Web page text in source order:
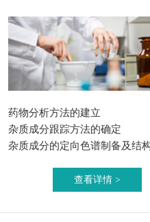
药物分析方法的建立
杂质成分跟踪方法的确定
杂质成分的定向色谱制备及结
查看详情 >